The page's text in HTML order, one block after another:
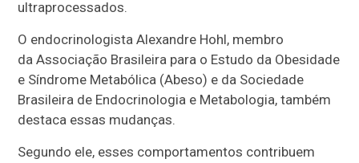
ultraprocessados.
O endocrinologista Alexandre Hohl, membro
da Associação Brasileira para o Estudo da Obesidade
e Síndrome Metabólica (Abeso) e da Sociedade
Brasileira de Endocrinologia e Metabologia, também
destaca essas mudanças.
Segundo ele, esses comportamentos contribuem